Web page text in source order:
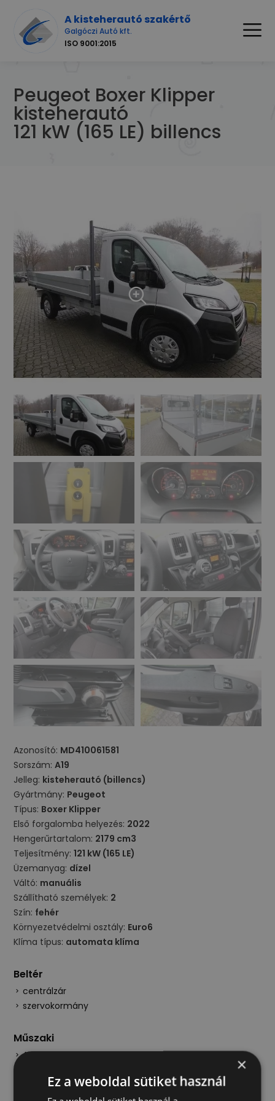
A kisteherautó szakértő
Galgóczi Autó kft.
ISO 9001:2015
Peugeot Boxer Klipper
kisteherautó
121 kW (165 LE) billencs
Azonosító: MD410061581
Sorszám:A19
Jelleg: kisteherautó (billencs)
Gyártmány: Peugeot
Típus: Boxer Klipper
Első forgalomba helyezés: 2022
Hengerűrtartalom: 2179 cm3
Teljesítmény:121 kW (165 LE)
Üzemanyag: dízel
Váltó: manuális
Szállítható személyek: 2
Szín: fehér
Környezetvédelmi osztály: Euro6
Klíma típus: automata klíma
Beltér
centrálzár
szervokormány
Műszaki
ABS
részecskeszűrő
×
Ez a weboldal sütiket használ